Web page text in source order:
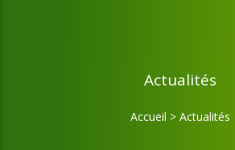
Actualités
Accueil > Actualités